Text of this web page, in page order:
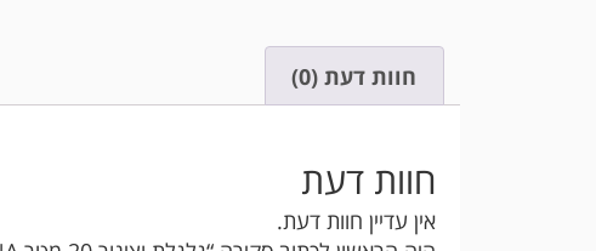
חוות דעת (0)
חוות דעת
אין עדיין חוות דעת.